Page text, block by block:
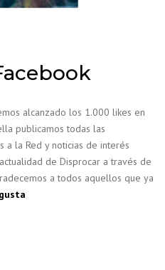
alcanzado los 1.000 likes en
publicamos todas las
a la Red y noticias de interés
de Disprocar a través de
a todos aquellos que ya